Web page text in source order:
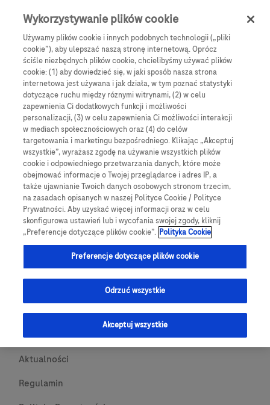
Skip to main content Menu
Products Articles
We are sorry, but no results were found for:
Globalne Strony Internetowe
Global Roche
Platforma Accu-Chek Care
Global Roche Diabetologia
Wszystkie lokalizacje
Skontaktuj się z nami
O nas
Aktualności
Regulamin
Wykorzystywanie plików cookie
Używamy plików cookie i innych podobnych technologii („pliki
cookie”), aby ulepszać naszą stronę internetową. Oprócz
ściśle niezbędnych plików cookie, chcielibyśmy używać plików
cookie: (1) aby dowiedzieć się, w jaki sposób nasza strona
internetowa jest używana i jak działa, w tym poznać statystyki
dotyczące ruchu między róznymi witrynami, (2) w celu
zapewnienia Ci dodatkowych funkcji i możliwości
personalizacji, (3) w celu zapewnienia Ci możliwości interakcji
w mediach społecznościowych oraz (4) do celów
targetowania i marketingu bezpośredniego. Klikając „Akceptuj
wszystkie”, wyrażasz zgodę na używanie wszystkich plików
cookie i odpowiedniego przetwarzania danych, które może
obejmować informacje o Twojej przeglądarce i adres IP, a
także ujawnianie Twoich danych osobowych stronom trzecim,
na zasadach opisanych w naszej Polityce Cookie / Polityce
Prywatności. Aby uzyskać więcej informacji oraz w celu
skonfigurowa ustawień lub i wycofania swojej zgody, kliknij
„Preferencje dotyczące plików cookie”. Polityka Cookie
Preferencje dotyczące plików cookie
Odrzuć wszystkie
Akceptuj wszystkie